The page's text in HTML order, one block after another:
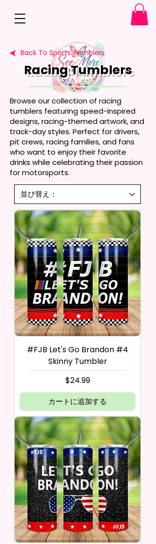
Back To Sports Tumblers
Racing Tumblers
Browse our collection of racing
tumblers featuring speed-inspired
designs, racing-themed artwork, and
track-day styles. Perfect for drivers,
pit crews, racing families, and fans
who want to enjoy their favorite
drinks while celebrating their passion
for motorsports.
#FJB Let's Go Brandon #4
Skinny Tumbler
価格
$24.99
カートに追加する